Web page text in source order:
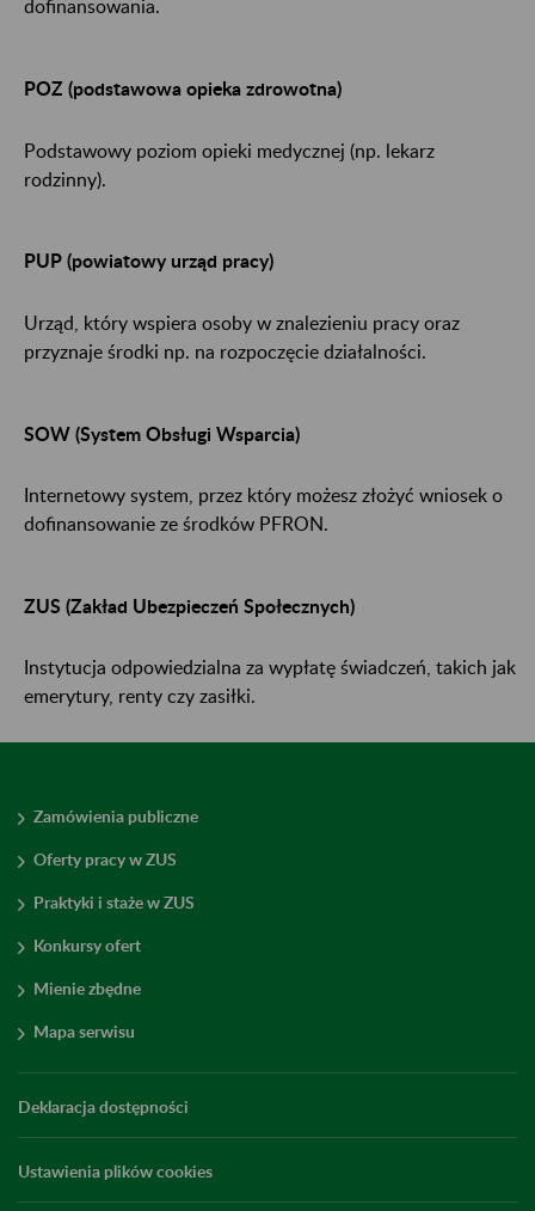
dofinansowania.
POZ (podstawowa opieka zdrowotna)
Podstawowy poziom opieki medycznej (np. lekarz
rodzinny).
PUP (powiatowy urząd pracy)
Urząd, który wspiera osoby w znalezieniu pracy oraz
przyznaje środki np. na rozpoczęcie działalności.
SOW (System Obsługi Wsparcia)
Internetowy system, przez który możesz złożyć wniosek o
dofinansowanie ze środków PFRON.
ZUS (Zakład Ubezpieczeń Społecznych)
Instytucja odpowiedzialna za wypłatę świadczeń, takich jak
emerytury, renty czy zasiłki.
Zamówienia publiczne
Oferty pracy w ZUS
Praktyki i staże w ZUS
Konkursy ofert
Mienie zbędne
Mapa serwisu
Deklaracja dostępności
Ustawienia plików cookies